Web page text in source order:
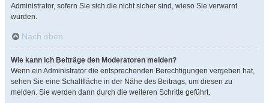
Administrator, sofern Sie sich die nicht sicher sind, wieso Sie verwarnt
wurden.
Nach oben
Wie kann ich Beiträge den Moderatoren melden?
Wenn ein Administrator die entsprechenden Berechtigungen vergeben hat,
sehen Sie eine Schaltfläche in der Nähe des Beitrags, um diesen zu
melden. Sie werden dann durch die weiteren Schritte geführt.